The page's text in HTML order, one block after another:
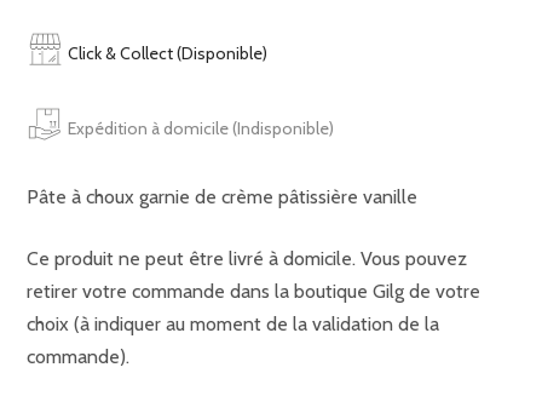
vanilleClick & Collect (Disponible)
Expédition à domicile (Indisponible)
Pâte à choux garnie de crème pâtissière vanille
Ce produit ne peut être livré à domicile. Vous pouvez
retirer votre commande dans la boutique Gilg de votre
choix (à indiquer au moment de la validation de la
commande).